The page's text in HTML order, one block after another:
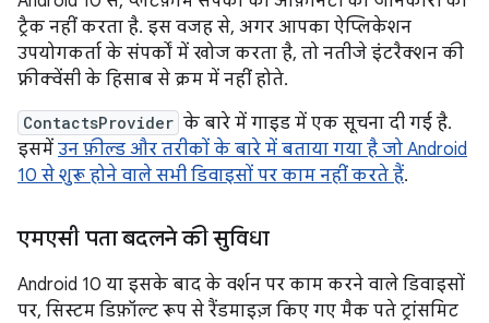
ट्रैक नहीं करता है. इस वजह से, अगर आपका ऐप्लिकेशन
उपयोगकर्ता के संपर्कों में खोज करता है, तो नतीजे इंटरैक्शन की
फ़्रीक्वेंसी के हिसाब से क्रम में नहीं होते.
ContactsProvider के बारे में गाइड में एक सूचना दी गई है.
इसमें उन फ़ील्ड और तरीकों के बारे में बताया गया है जो Android
10 से शुरू होने वाले सभी डिवाइसों पर काम नहीं करते हैं.
एमएसी पता बदलने की सुविधा
Android 10 या इसके बाद के वर्शन पर काम करने वाले डिवाइसों
पर, सिस्टम डिफ़ॉल्ट रूप से रैंडमाइज़ किए गए मैक पते ट्रांसमिट